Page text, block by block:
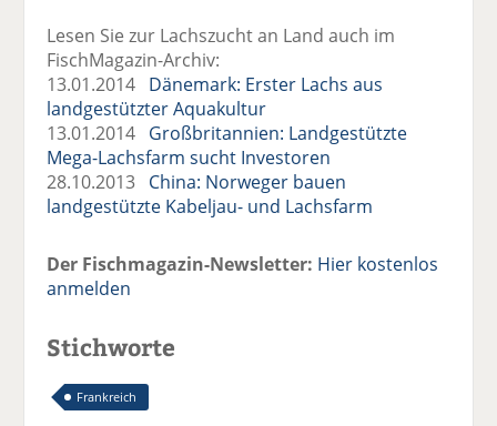
Lesen Sie zur Lachszucht an Land auch im
FischMagazin-Archiv:
13.01.2014 Dänemark: Erster Lachs aus
landgestützter Aquakultur
13.01.2014 Großbritannien: Landgestützte
Mega-Lachsfarm sucht Investoren
28.10.2013 China: Norweger bauen
landgestützte Kabeljau- und Lachsfarm
Der Fischmagazin-Newsletter: Hier kostenlos
anmelden
Stichworte
Frankreich